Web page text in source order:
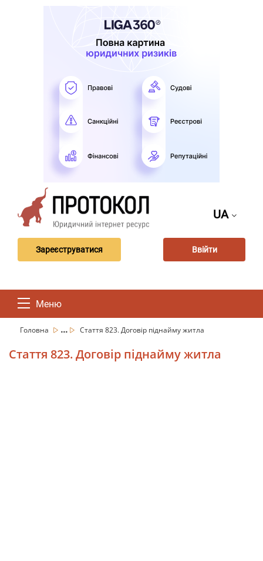
UA
Зареєструватися Ввійти
Меню
Головна ... Стаття 823. Договір піднайму житла
Стаття 823. Договір піднайму житла